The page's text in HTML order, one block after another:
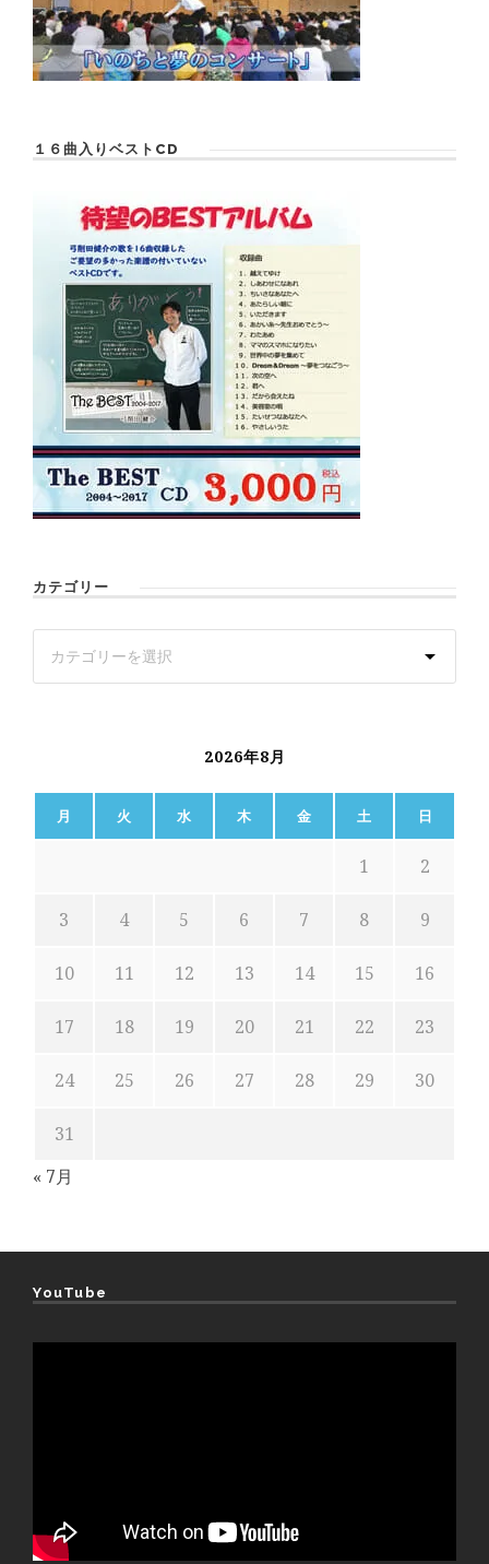
１６曲入りベストCD
カテゴリー
2026年8月
月 火 水 木 金 土 日
1 2
3 4 5 6 7 8 9
10 11 12 13 14 15 16
17 18 19 20 21 22 23
24 25 26 27 28 29 30
31
« 7月
YouTube